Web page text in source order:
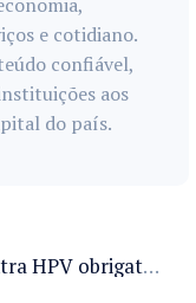
e cotidiano.
confiável,
aos
do país.
Projeto prevê vacina contra HPV obrigatória e testes moleculares para rastreamento do câncer do colo do útero